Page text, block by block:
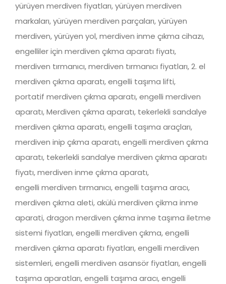
yürüyen merdiven fiyatları, yürüyen merdiven
markaları, yürüyen merdiven parçaları, yürüyen
merdiven, yürüyen yol, merdiven inme çıkma cihazı,
engelliler için merdiven çıkma aparatı fiyatı,
merdiven tırmanıcı, merdiven tırmanıcı fiyatları, 2. el
merdiven çıkma aparatı, engelli taşıma lifti,
portatif merdiven çıkma aparatı, engelli merdiven
aparatı, Merdiven çıkma aparatı, tekerlekli sandalye
merdiven çıkma aparatı, engelli taşıma araçları,
merdiven inip çıkma aparatı, engelli merdiven çıkma
aparatı, tekerlekli sandalye merdiven çıkma aparatı
fiyatı, merdiven inme çıkma aparatı,
engelli merdiven tırmanıcı, engelli taşıma aracı,
merdiven çıkma aleti, akülü merdiven çikma inme
aparati, dragon merdiven çıkma inme taşıma iletme
sistemi fiyatları, engelli merdiven çıkma, engelli
merdiven çıkma aparatı fiyatları, engelli merdiven
sistemleri, engelli merdiven asansör fiyatları, engelli
taşıma aparatları, engelli taşıma aracı, engelli